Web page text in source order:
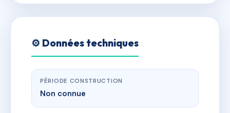
⚙️ Données techniques
PÉRIODE CONSTRUCTION
Non connue